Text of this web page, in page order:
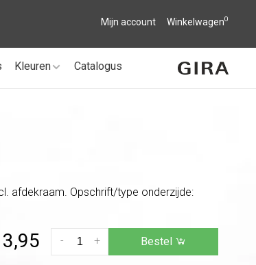
Mijn account Winkelwagen0
Kleuren Catalogus
afdekraam. Opschrift/type onderzijde:
+
- Bestel